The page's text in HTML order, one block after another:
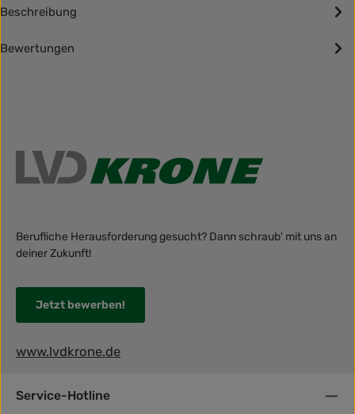
Beschreibung
Bewertungen
Berufliche Herausforderung gesucht? Dann schraub' mit uns an
deiner Zukunft!
Jetzt bewerben!
www.lvdkrone.de
Service-Hotline